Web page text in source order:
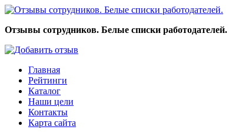
Отзывы сотрудников. Белые списки работодателей.
Главная
Рейтинги
Каталог
Наши цели
Контакты
Карта сайта